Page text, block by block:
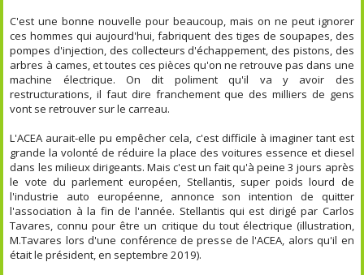
C'est une bonne nouvelle pour beaucoup, mais on ne peut ignorer
ces hommes qui aujourd'hui, fabriquent des tiges de soupapes, des
pompes d'injection, des collecteurs d'échappement, des pistons, des
arbres à cames, et toutes ces pièces qu'on ne retrouve pas dans une
machine électrique. On dit poliment qu'il va y avoir des
restructurations, il faut dire franchement que des milliers de gens
vont se retrouver sur le carreau.
L'ACEA aurait-elle pu empêcher cela, c'est difficile à imaginer tant est
grande la volonté de réduire la place des voitures essence et diesel
dans les milieux dirigeants. Mais c'est un fait qu'à peine 3 jours après
le vote du parlement européen, Stellantis, super poids lourd de
l'industrie auto européenne, annonce son intention de quitter
l'association à la fin de l'année. Stellantis qui est dirigé par Carlos
Tavares, connu pour être un critique du tout électrique (illustration,
M.Tavares lors d'une conférence de presse de l'ACEA, alors qu'il en
était le président, en septembre 2019).